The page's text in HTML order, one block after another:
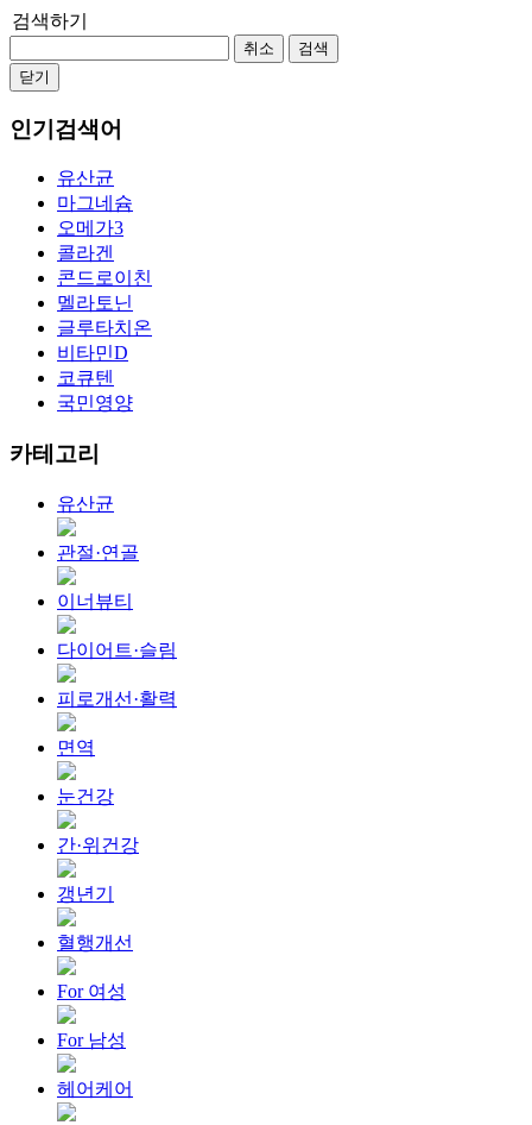
검색하기
취소
검색
닫기
인기검색어
유산균
마그네슘
오메가3
콜라겐
콘드로이친
멜라토닌
글루타치온
비타민D
코큐텐
국민영양
카테고리
유산균
관절·연골
이너뷰티
다이어트·슬림
피로개선·활력
면역
눈건강
간·위건강
갱년기
혈행개선
For 여성
For 남성
헤어케어